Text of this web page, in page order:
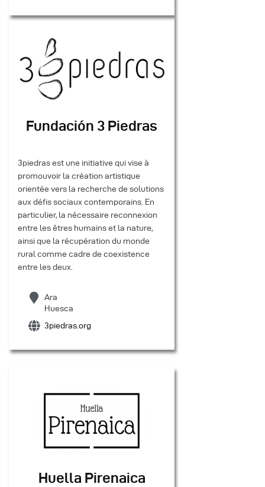
Fundación 3 Piedras
3piedras est une initiative qui vise à
promouvoir la création artistique
orientée vers la recherche de solutions
aux défis sociaux contemporains. En
particulier, la nécessaire reconnexion
entre les êtres humains et la nature,
ainsi que la récupération du monde
rural comme cadre de coexistence
entre les deux.
Ara
Huesca
3piedras.org
Huella Pirenaica